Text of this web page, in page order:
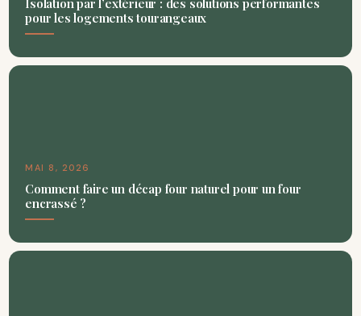
Isolation par l’extérieur : des solutions performantes
pour les logements tourangeaux
MAI 8, 2026
Comment faire un décap four naturel pour un four
encrassé ?